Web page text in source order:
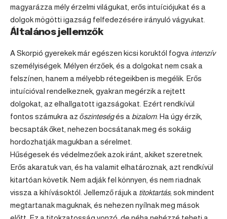
magyarázza mély érzelmi világukat, erős intuíciójukat és a
dolgok mögötti igazság felfedezésére irányuló vágyukat.
Általános jellemzők
A Skorpió gyerekek már egészen kicsi koruktól fogva intenzív
személyiségek. Mélyen érzőek, és a dolgokat nem csak a
felszínen, hanem a mélyebb rétegeikben is megélik. Erős
intuícióval rendelkeznek, gyakran megérzik a rejtett
dolgokat, az elhallgatott igazságokat. Ezért rendkívül
fontos számukra az őszinteségés a bizalom. Ha úgy érzik,
becsapták őket, nehezen bocsátanak meg és sokáig
hordozhatják magukban a sérelmet.
Hűségesek és védelmezőek azok iránt, akiket szeretnek.
Erős akaratuk van, és ha valamit elhatároznak, azt rendkívül
kitartóan követik. Nem adják fel könnyen, és nem riadnak
vissza a kihívásoktól. Jellemző rájuk a titoktartás; sok mindent
megtartanak maguknak, és nehezen nyílnak meg mások